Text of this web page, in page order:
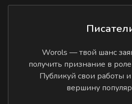
Worols — твой шанс
получить признание в
Публикуй свои работы
вершину